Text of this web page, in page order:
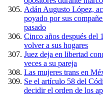
Adán Augusto López,
poyado por sus
pasado
Cinco años después del
volver a sus hogares
Juez deja en libertad
veces a su pareja
Las mujeres trans en
Se el artículo 58 del
decidir el orden de los